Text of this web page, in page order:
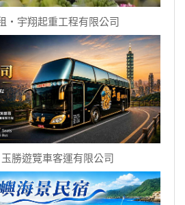
‧宇翔起重工程有限公司
勝遊覽車客運有限公司